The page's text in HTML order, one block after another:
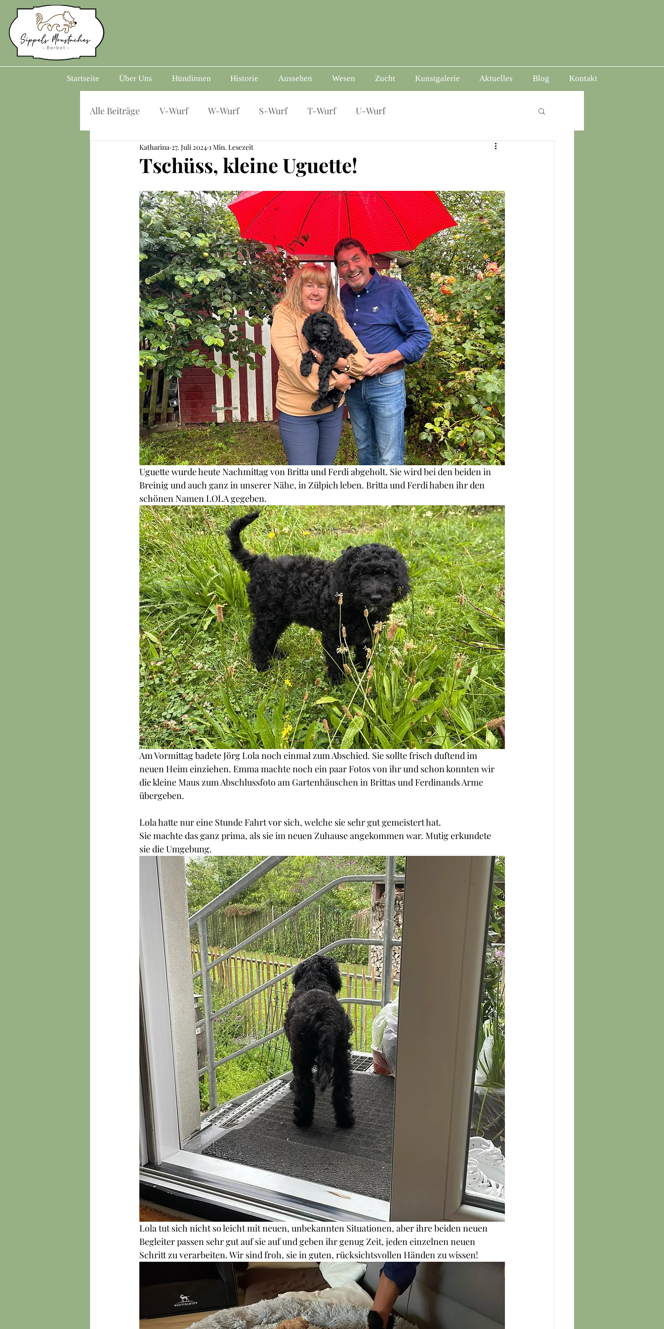
Startseite Über Uns Hündinnen Historie Aussehen Wesen Zucht Kunstgalerie Aktuelles Blog Kontakt
Alle Beiträge V-Wurf W-Wurf S-Wurf T-Wurf U-Wurf
Tschüss, kleine Uguette!
Katharina 27. Juli 2024 1 Min. Lesezeit
Uguette wurde heute Nachmittag von Britta und Ferdi abgeholt. Sie wird bei den beiden in
Breinig und auch ganz in unserer Nähe, in Zülpich leben. Britta und Ferdi haben ihr den
schönen Namen LOLA gegeben.
Am Vormittag badete Jörg Lola noch einmal zum Abschied. Sie sollte frisch duftend im
neuen Heim einziehen. Emma machte noch ein paar Fotos von ihr und schon konnten wir
die kleine Maus zum Abschlussfoto am Gartenhäuschen in Brittas und Ferdinands Arme
übergeben.
Lola hatte nur eine Stunde Fahrt vor sich, welche sie sehr gut gemeistert hat.
Sie machte das ganz prima, als sie im neuen Zuhause angekommen war. Mutig erkundete
sie die Umgebung.
Lola tut sich nicht so leicht mit neuen, unbekannten Situationen, aber ihre beiden neuen
Begleiter passen sehr gut auf sie auf und geben ihr genug Zeit, jeden einzelnen neuen
Schritt zu verarbeiten. Wir sind froh, sie in guten, rücksichtsvollen Händen zu wissen!